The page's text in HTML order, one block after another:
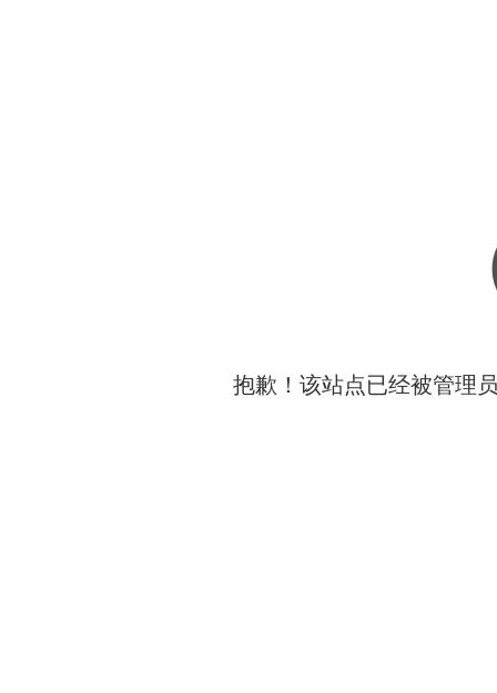
抱歉！该站点已经被管理